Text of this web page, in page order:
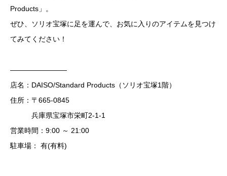
Products」。
ぜひ、ソリオ宝塚に足を運んで、お気に入りのアイテムを見つけ
てみてください！
————————
店名：DAISO/Standard Products（ソリオ宝塚1階）
住所：〒665-0845
兵庫県宝塚市栄町2-1-1
営業時間：9:00 ～ 21:00
駐車場： 有(有料)